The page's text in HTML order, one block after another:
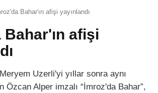
Bahar'ın afişi yayınlandı
Bahar'ın afişi
Uzerli'yi yıllar sonra aynı
Özcan Alper imzalı “İmroz'da Bahar”,